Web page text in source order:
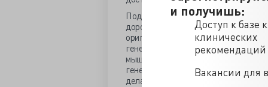
и получишь:
Доступ к базе
клинических
рекомендаций
Вакансии для
Подготовка спортсменов к
дорогой процесс. Для обеспечения
оригинальные методики.
генетическом исследовании: о
мышечной систем судят
генетический скрининг позволяет
делать усейнов болтов.